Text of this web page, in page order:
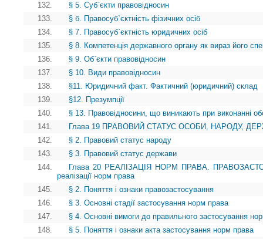
132.
§ 5. Суб`єкти правовідносин
133.
§ б. Правосуб`єктність фізичних осіб
134.
§ 7. Правосуб`єктність юридичних осіб
135.
§ 8. Компетенція державного органу як вираз його
136.
§ 9. Об`єкти правовідносин
137.
§ 10. Види правовідносин
138.
§11. Юридичний факт. Фактичний (юридичний) склад
139.
§12. Презумпції
140.
§ 13. Правовідносини, що виникають при виконанні
141.
Глава 19 ПРАВОВИЙ СТАТУС ОСОБИ, НАРОДУ,
142.
§ 2. Правовий статус народу
143.
§ 3. Правовий статус держави
144.
Глава 20 РЕАЛІЗАЦІЯ НОРМ ПРАВА.
реалізації норм права
145.
§ 2. Поняття і ознаки правозастосування
146.
§ 3. Основні стадії застосування норм права
147.
§ 4. Основні вимоги до правильного застосування
148.
§ 5. Поняття і ознаки акта застосування норм права